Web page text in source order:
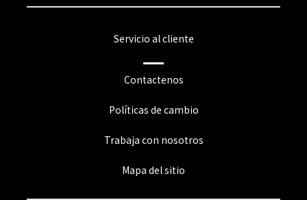
Servicio al cliente
Contactenos
Políticas de cambio
Trabaja con nosotros
Mapa del sitio